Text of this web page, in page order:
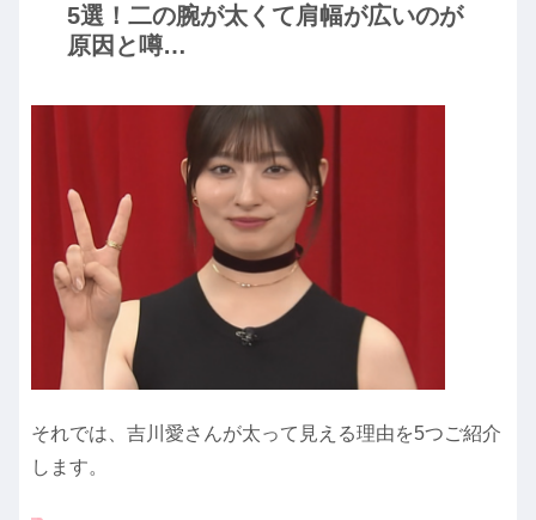
5選！二の腕が太くて肩幅が広いのが
原因と噂…
それでは、吉川愛さんが太って見える理由を5つご紹介
します。